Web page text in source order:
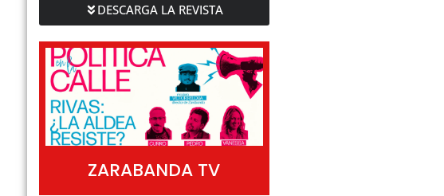
DESCARGA LA REVISTA
ZARABANDA TV